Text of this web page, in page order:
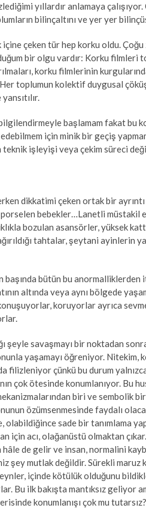
yıllardır anlamaya
bilinçaltını ve yer yer
çeken tür hep korku oldu. Çoğu
bir olgu vardır: Korku filmleri
korku filmlerinin
toplumun kolektif duygusal
başlamam fakat bu
için minik bir geçiş
teknik işleyişi veya çekim süreci
dikkatimi çeken ortak bir ayrıntı
porselen bebekler…Lanetli müstakil
bozulan asansörler, yüksek
tahtalar, şeytani ayinlerin
başında bütün bu
altında veya aynı bölgede
koruyorlar ayrıca
şeyle savaşmayı bir noktadan
yaşamayı öğreniyor. Nitekim,
çünkü bu durum yalnızca
çok ötesinde konumlanıyor. Bu
biri ve sembolik
özümsenmesinde faydalı
sade bir tanımlama
için acı, olağanüstü olmaktan
hâle de gelir ve insan, normalini
şey mutlak değildir. Sürekli maruz
içinde kötülük olduğunu
Bu ilk bakışta mantıksız geliyor
konumlanışı çok mu